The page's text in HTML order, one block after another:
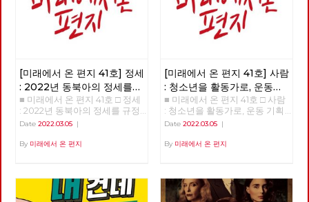
[미래에서 온 편지 41호] 정세
: 2022년 동북아의 정세를
규정하는 네 가지 요인
■ 미래에서 온 편지 41호 □ 정세
: 2022년 동북아의 정세를 규정
하는 네 가지 요인 >>>>>> 업로
Date 2022.03.05 |
By 미래에서 온 편지
[미래에서 온 편지 41호] 사람
: 청소년을 활동가로, 운동
기획자 고유미
■ 미래에서 온 편지 41호 □ 사람
: 청소년을 활동가로, 운동 기획
자 고유미 >>>>>> 업로드 준비
Date 2022.03.05|
By 미래에서 온 편지